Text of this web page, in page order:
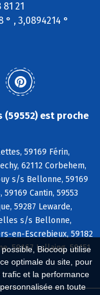
Biocoop utilise
optimale du site, pour
et la performance
en toute
21
° , 3,0894214 °
(59552) est proche
59169 Férin,
62112 Corbehem,
s/s Bellonne, 59169
Cantin, 59553
59287 Lewarde,
s/s Bellonne,
en-Escrebieux, 59182
59167 Lallaing, 59151